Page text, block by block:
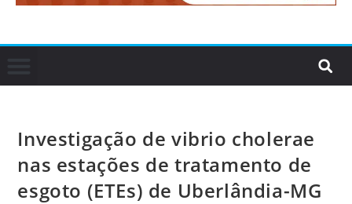
Investigação de vibrio cholerae
nas estações de tratamento de
esgoto (ETEs) de Uberlândia-MG